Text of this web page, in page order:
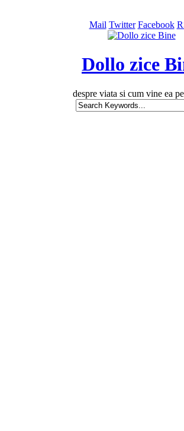
Mail Twitter Facebook
Dollo zice
despre viata si cum vine ea